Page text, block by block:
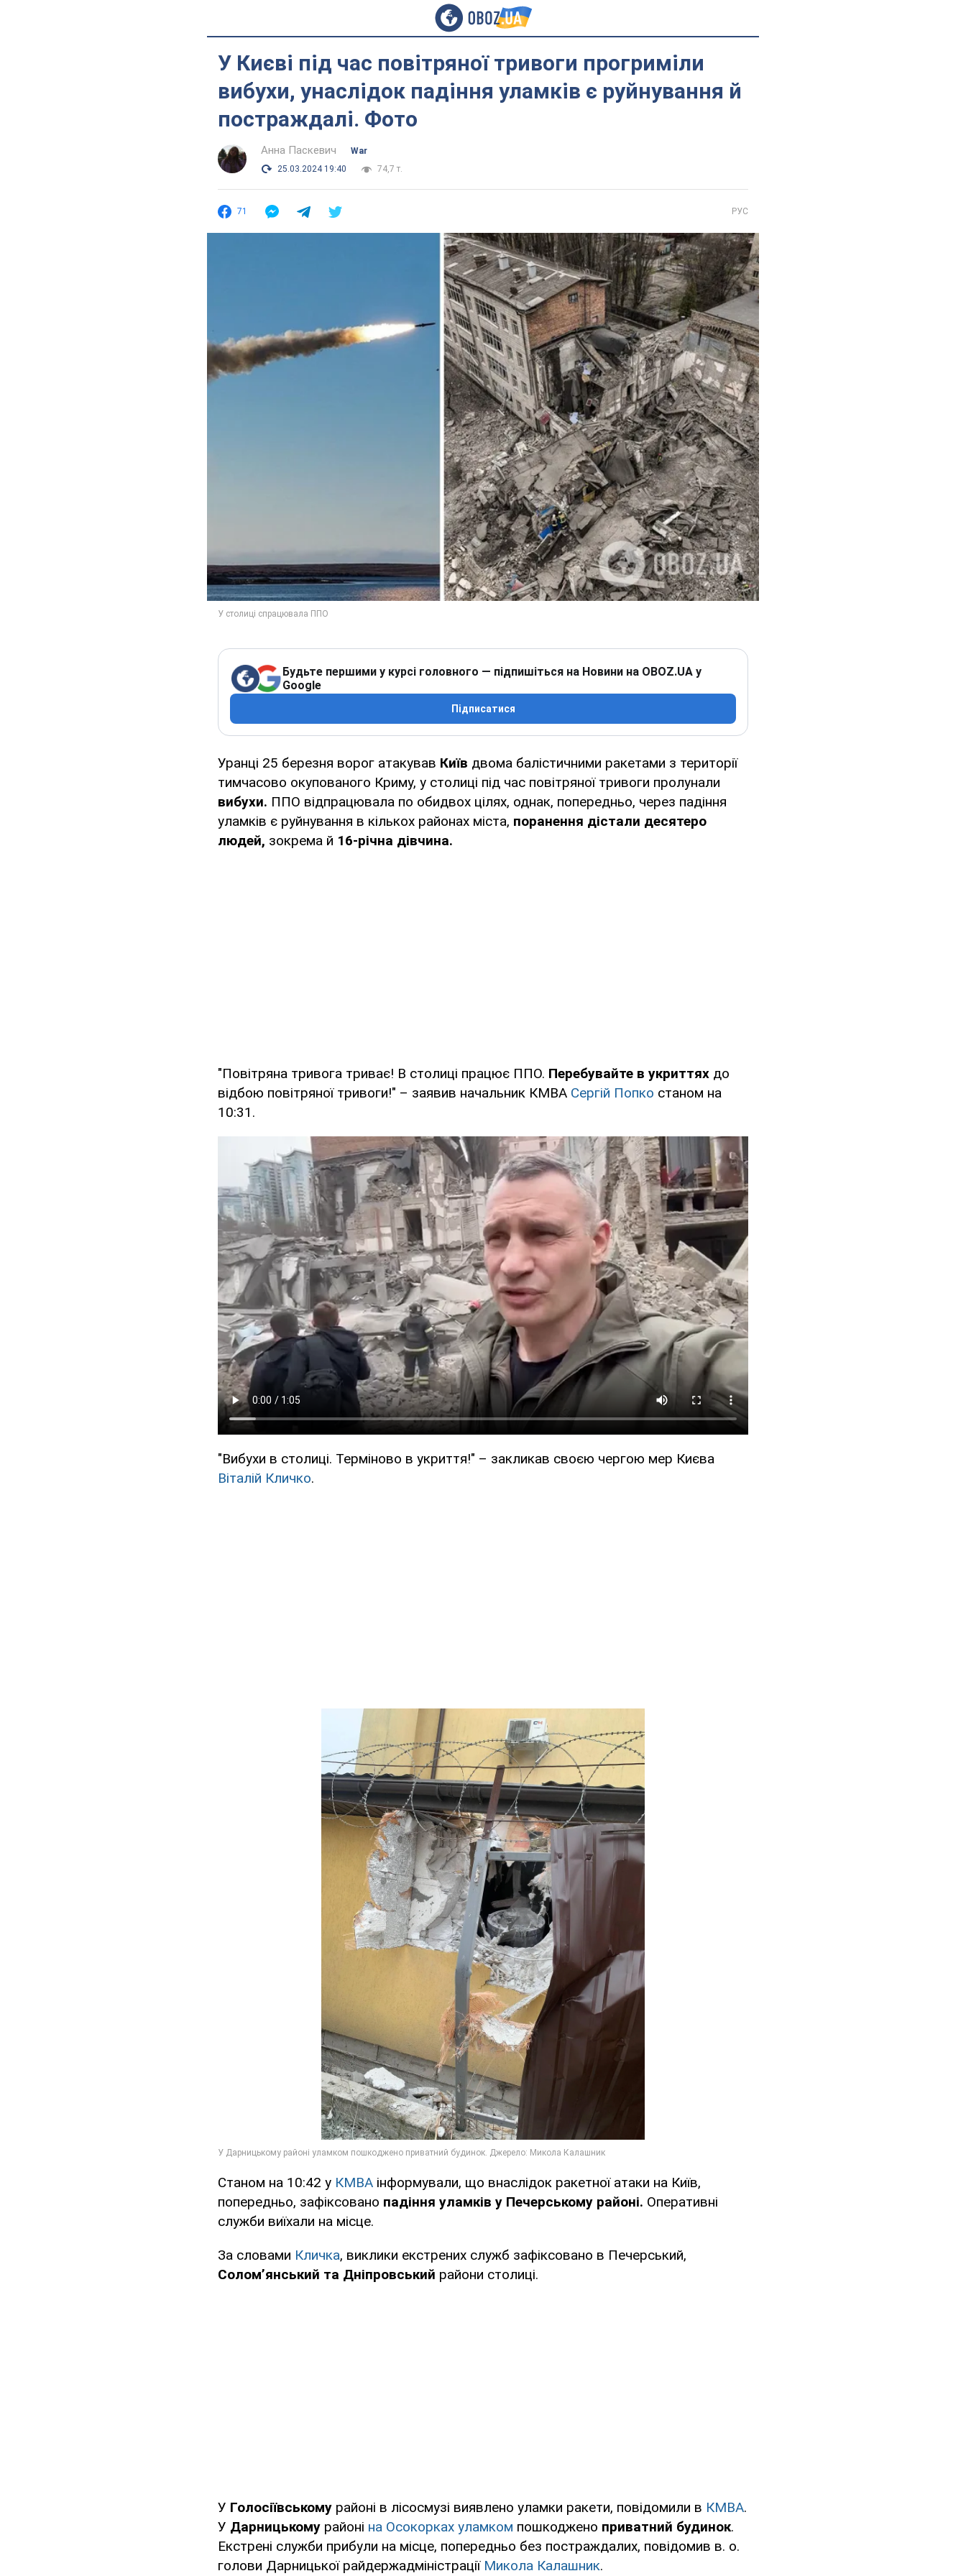
У Києві під час повітряної тривоги прогриміли
вибухи, унаслідок падіння уламків є руйнування й
постраждалі. Фото
Анна Паскевич
War
25.03.2024 19:40
74,7 т.
71 РУС
Будьте першими у курсі головного — підпишіться на Новини на OBOZ.UA у
Google
Підписатися
Уранці 25 березня ворог атакував Київ двома балістичними ракетами з території
тимчасово окупованого Криму, у столиці під час повітряної тривоги пролунали
вибухи. ППО відпрацювала по обидвох цілях, однак, попередньо, через падіння
уламків є руйнування в кількох районах міста, поранення дістали десятеро
людей, зокрема й 16-річна дівчина.
"Повітряна тривога триває! В столиці працює ППО. Перебувайте в укриттях до
відбою повітряної тривоги!" – заявив начальник КМВА Сергій Попко станом на
10:31.
"Вибухи в столиці. Терміново в укриття!" – закликав своєю чергою мер Києва
Віталій Кличко.
Станом на 10:42 у КМВА інформували, що внаслідок ракетної атаки на Київ,
попередньо, зафіксовано падіння уламків у Печерському районі. Оперативні
служби виїхали на місце.
За словами Кличка, виклики екстрених служб зафіксовано в Печерський,
Соломʼянський та Дніпровський райони столиці.
У Голосіївському районі в лісосмузі виявлено уламки ракети, повідомили в КМВА.
У Дарницькому районі на Осокорках уламком пошкоджено приватний будинок.
Екстрені служби прибули на місце, попередньо без постраждалих, повідомив в. о.
голови Дарницької райдержадміністрації Микола Калашник.